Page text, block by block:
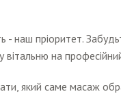
- наш пріоритет.
на
який саме масаж